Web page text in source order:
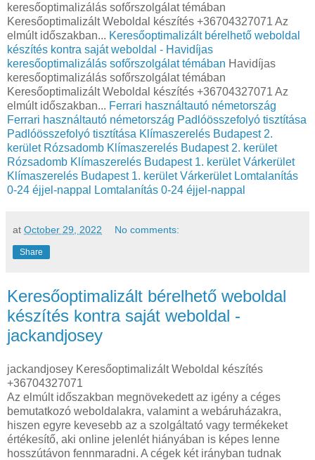
keresőoptimalizálás sofőrszolgálat témában
Keresőoptimalizált Weboldal készítés +36704327071 Az
elmúlt időszakban... Keresőoptimalizált bérelhető weboldal
készítés kontra saját weboldal - Havidíjas
keresőoptimalizálás sofőrszolgálat témában Havidíjas
keresőoptimalizálás sofőrszolgálat témában
Keresőoptimalizált Weboldal készítés +36704327071 Az
elmúlt időszakban... Ferrari használtautó németország
Ferrari használtautó németország Padlóösszefolyó tisztítása
Padlóösszefolyó tisztítása Klímaszerelés Budapest 2.
kerület Rózsadomb Klímaszerelés Budapest 2. kerület
Rózsadomb Klímaszerelés Budapest 1. kerület Várkerület
Klímaszerelés Budapest 1. kerület Várkerület Lomtalanítás
0-24 éjjel-nappal
Lomtalanítás 0-24 éjjel-nappal
at October 29, 2022 No comments:
Share
Keresőoptimalizált bérelhető weboldal
készítés kontra saját weboldal -
jackandjosey
jackandjosey Keresőoptimalizált Weboldal készítés
+36704327071
Az elmúlt időszakban megnövekedett az igény a céges
bemutatkozó weboldalakra, valamint a webáruházakra,
hiszen egyre kevesebb az a szolgáltató vagy termékeket
értékesítő, aki online jelenlét hiányában is képes lenne
hosszútávon fennmaradni. A cégek két irányban tudnak